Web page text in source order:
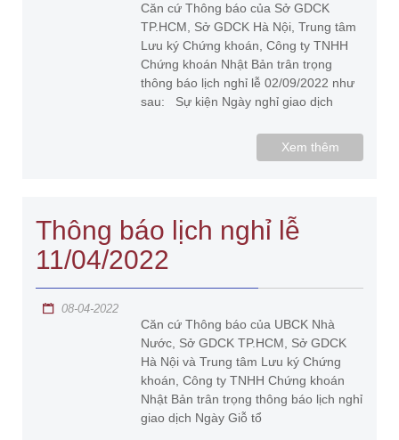
Căn cứ Thông báo của Sở GDCK
TP.HCM, Sở GDCK Hà Nội, Trung tâm
Lưu ký Chứng khoán, Công ty TNHH
Chứng khoán Nhật Bản trân trọng
thông báo lịch nghỉ lễ 02/09/2022 như
sau: Sự kiện Ngày nghỉ giao dịch
Xem thêm
Thông báo lịch nghỉ lễ
11/04/2022
08-04-2022
Căn cứ Thông báo của UBCK Nhà
Nước, Sở GDCK TP.HCM, Sở GDCK
Hà Nội và Trung tâm Lưu ký Chứng
khoán, Công ty TNHH Chứng khoán
Nhật Bản trân trọng thông báo lịch nghỉ
giao dịch Ngày Giỗ tổ